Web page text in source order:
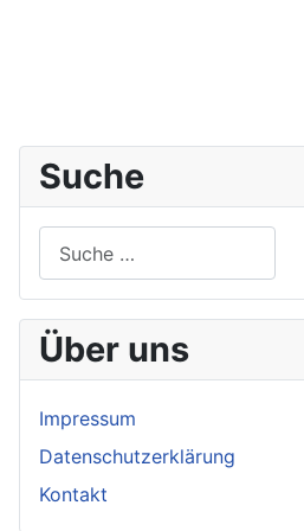
Suche
Über uns
Impressum
Datenschutzerklärung
Kontakt